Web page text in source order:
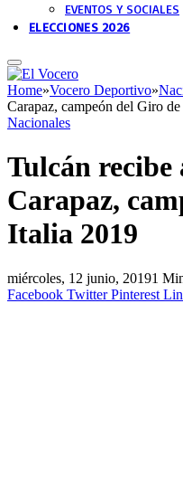
EVENTOS Y SOCIALES
ELECCIONES 2026
Home»Vocero Deportivo»
Carapaz, campeón del Giro
Nacionales
Tulcán
Carapaz,
Italia 2019
miércoles, 12 junio, 20191
Facebook Twitter Pinterest